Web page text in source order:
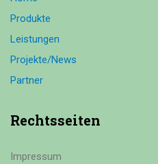
Produkte
Leistungen
Projekte/News
Partner
Rechtsseiten
Impressum